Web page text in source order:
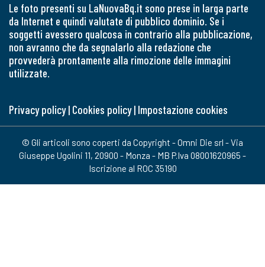
Le foto presenti su LaNuovaBq.it sono prese in larga parte
da Internet e quindi valutate di pubblico dominio. Se i
soggetti avessero qualcosa in contrario alla pubblicazione,
non avranno che da segnalarlo alla redazione che
provvederà prontamente alla rimozione delle immagini
utilizzate.
Privacy policy| Cookies policy| Impostazione cookies
© Gli articoli sono coperti da Copyright - Omni Die srl - Via
Giuseppe Ugolini 11, 20900 - Monza - MB P.Iva 08001620965 -
Iscrizione al ROC 35190